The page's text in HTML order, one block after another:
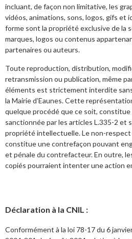
incluant, de façon non limitative, les
vidéos, animations, sons, logos, gifs et
forme sont la propriété exclusive de la
marques, logos ou contenus
partenaires ou auteurs.
Toute reproduction, distribution,
retransmission ou publication, même
éléments est strictement interdite
la Mairie d’Eaunes. Cette
quelque procédé que ce soit,
sanctionnée par les articles L.335-2 et
propriété intellectuelle. Le non-
constitue une contrefaçon pouvant
et pénale du contrefacteur. En outre,
copiés pourraient intenter une action
Déclaration à la CNIL :
Conformément à la loi 78-17 du 6